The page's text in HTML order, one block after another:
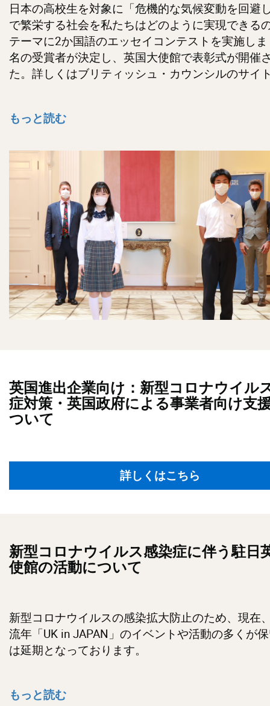
日本の高校生を対象に「危機的な気候変動を回避
で繁栄する社会を私たちはどのように実現できる
テーマに2か国語のエッセイコンテストを実施し
名の受賞者が決定し、英国大使館で表彰式が開催
た。 詳しくはブリティッシュ・カウンシルのサイ
もっと読む
英国進出企業向け：新型コロナウイル
症対策・英国政府による事業者向け支
ついて
詳しくはこちら
新型コロナウイルス感染症に伴う駐日
使館の活動について
新型コロナウイルスの感染拡大防止のため、現在
流年「UK in JAPAN」のイベントや活動の多くが
は延期となっております。
もっと読む